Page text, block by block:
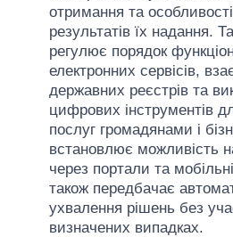
отримання та
результатів їх надання.
регулює порядок
електронних сервісів,
державних реєстрів та
цифрових інструментів
послуг громадянами і
встановлює можливість
через портали та
також передбачає
ухвалення рішень без
визначених випадках.